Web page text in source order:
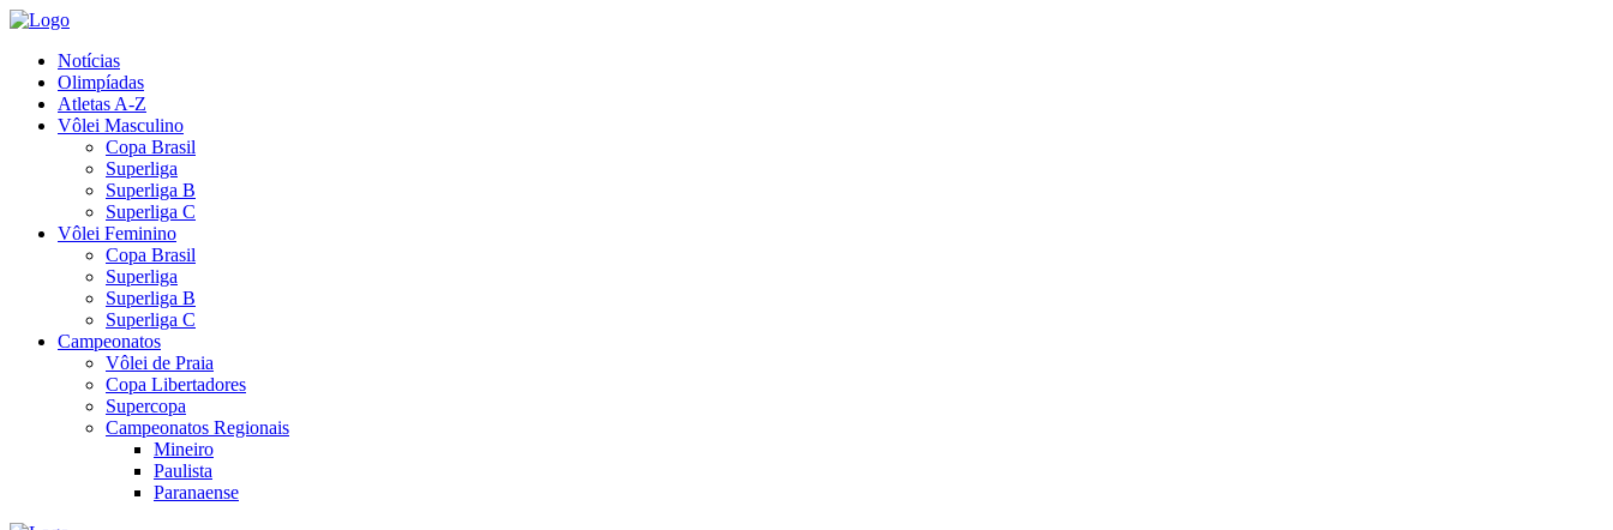
Notícias
Olimpíadas
Atletas A-Z
Vôlei Masculino
Copa Brasil
Superliga
Superliga B
Superliga C
Vôlei Feminino
Copa Brasil
Superliga
Superliga B
Superliga C
Campeonatos
Vôlei de Praia
Copa Libertadores
Supercopa
Campeonatos Regionais
Mineiro
Paulista
Paranaense